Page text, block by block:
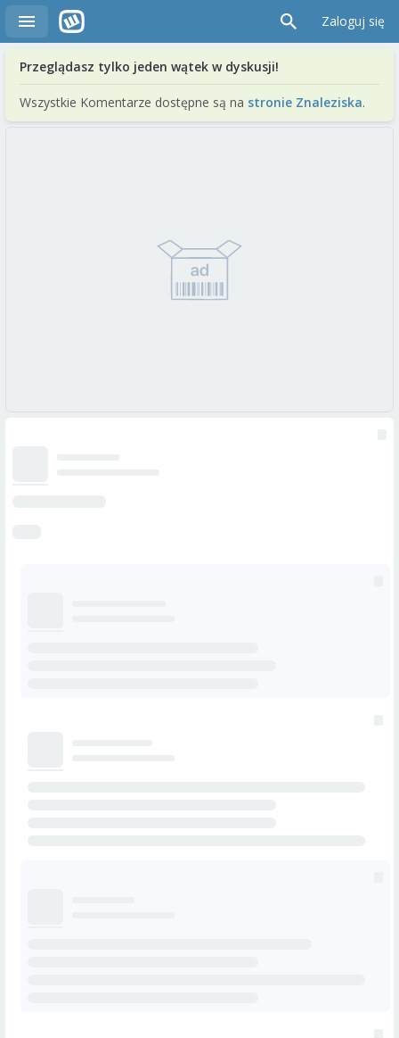
Zaloguj się
Przeglądasz tylko jeden wątek w dyskusji!
Wszystkie Komentarze dostępne są na stronie Znaleziska.